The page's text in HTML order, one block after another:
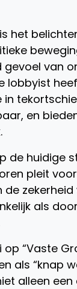
het
van
lobbyist
en
de
pleit
als
“Vaste
als “knap
alleen